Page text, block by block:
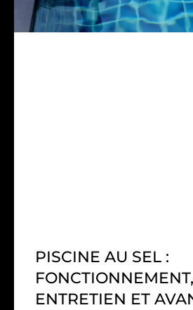
PISCINE AU SEL :
FONCTIONNEMENT,
ENTRETIEN ET